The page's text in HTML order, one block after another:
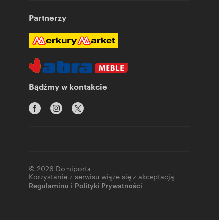
Partnerzy
Bądźmy w kontakcie
© 2026 Domiporta
Korzystanie z serwisu wiąże się z akceptacją
Regulaminu i Polityki Prywatności